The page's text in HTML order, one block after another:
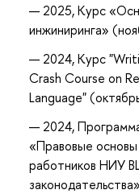
2025, Курс
инжиниринга»
2024, Курс
Crash Course on
Language"
2024,
«Правовые
работников НИУ